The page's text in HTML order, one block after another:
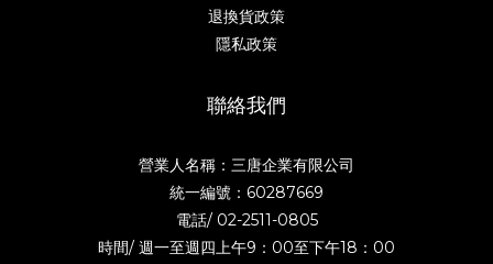
退換貨政策
隱私政策
聯絡我們
營業人名稱：三唐企業有限公司
統一編號：60287669
電話/ 02-2511-0805
時間/ 週一至週四上午9：00至下午18：00